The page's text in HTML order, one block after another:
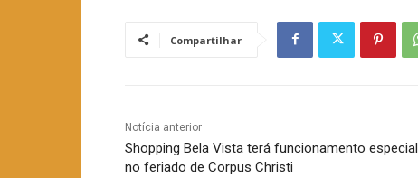
Compartilhar
Notícia anterior
Shopping Bela Vista terá funcionamento especial
no feriado de Corpus Christi